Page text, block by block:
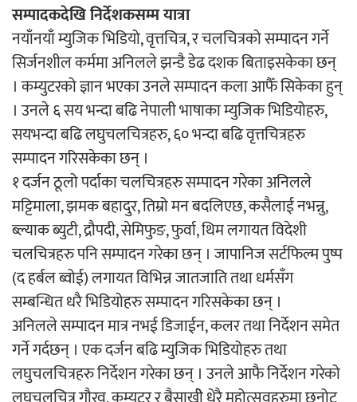
सम्पादकदेखि निर्देशकसम्म यात्रा
नयाँनयाँ म्युजिक भिडियो, वृत्तचित्र, र चलचित्रको सम्पादन गर्ने
सिर्जनशील कर्ममा अनिलले झन्डै डेढ दशक बिताइसकेका छन्
। कम्युटरको ज्ञान भएका उनले सम्पादन कला आफैँ सिकेका हुन्
। उनले ६ सय भन्दा बढि नेपाली भाषाका म्युजिक भिडियोहरु,
सयभन्दा बढि लघुचलचित्रहरु, ६० भन्दा बढि वृत्तचित्रहरु
सम्पादन गरिसकेका छन् ।
१ दर्जन ठूलो पर्दाका चलचित्रहरु सम्पादन गरेका अनिलले
मट्टिमाला, झमक बहादुर, तिम्रो मन बदलिएछ, कसैलाई नभन्नु,
ब्ल्याक ब्युटी, द्रौपदी, सेमिफुङ, फुर्वा, थिम लगायत विदेशी
चलचित्रहरु पनि सम्पादन गरेका छन् । जापानिज सर्टफिल्म पुष्प
(द हर्बल ब्वोई) लगायत विभिन्न जातजाति तथा धर्मसँग
सम्बन्धित धरै भिडियोहरु सम्पादन गरिसकेका छन् ।
अनिलले सम्पादन मात्र नभई डिजाईन, कलर तथा निर्देशन समेत
गर्ने गर्दछन् । एक दर्जन बढि म्युजिक भिडियोहरु तथा
लघुचलचित्रहरु निर्देशन गरेका छन् । उनले आफै निर्देशन गरेको